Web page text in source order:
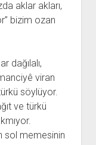
aklar akları,
bizim ozan
dağılalı,
viran
söylüyor.
ve türkü
sol memesinin